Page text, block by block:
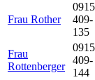
Frau Rother
409-
135
Frau
Rottenberger
409-
144